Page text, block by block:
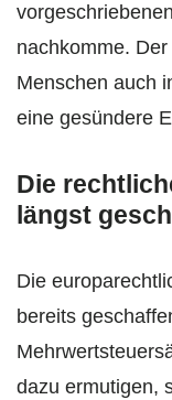
nachkomme.
Menschen auch
eine gesündere
Die
längst
Die
bereits
dazu ermutigen,